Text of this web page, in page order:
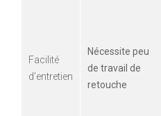
Facilité
d’entretien
Nécessite peu
de travail de
retouche